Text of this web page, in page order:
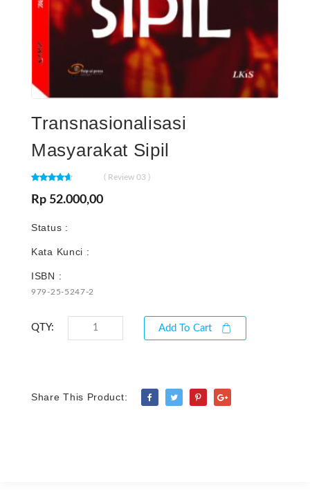
Transnasionalisasi
Masyarakat Sipil
( Review 03 )
Rp 52.000,00
Status :
Kata Kunci :
ISBN :
979-25-5247-2
QTY: Add To Cart
Share This Product: